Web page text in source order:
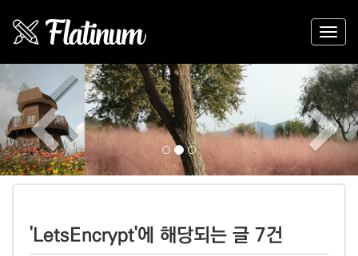
Previous
'LetsEncrypt'에 해당되는 글 7건